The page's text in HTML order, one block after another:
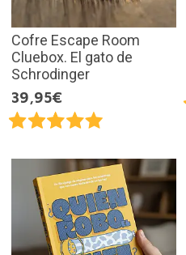
Cofre Escape Room
Cluebox. El gato de
Schrodinger
39,95€